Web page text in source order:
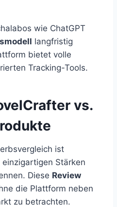
wie ChatGPT
langfristig
bietet volle
Tracking-Tools.
vs.
ist
Stärken
Diese Review
die Plattform neben
zu betrachten.